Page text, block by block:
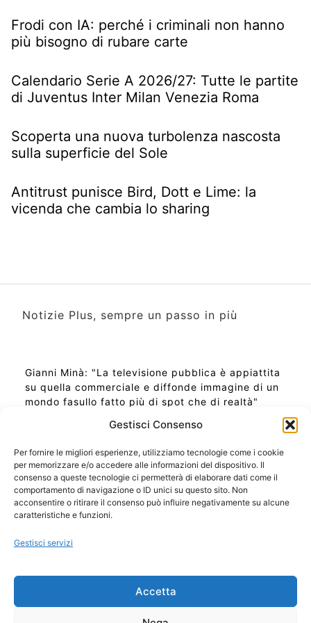
Gestisci Consenso
Per fornire le migliori esperienze, utilizziamo tecnologie come i cookie
per memorizzare e/o accedere alle informazioni del dispositivo. Il
consenso a queste tecnologie ci permetterà di elaborare dati come il
comportamento di navigazione o ID unici su questo sito. Non
acconsentire o ritirare il consenso può influire negativamente su alcune
caratteristiche e funzioni.
Gestisci servizi
Accetta
Frodi con IA: perché i criminali non hanno
più bisogno di rubare carte
Calendario Serie A 2026/27: Tutte le partite
di Juventus Inter Milan Venezia Roma
Scoperta una nuova turbolenza nascosta
sulla superficie del Sole
Antitrust punisce Bird, Dott e Lime: la
vicenda che cambia lo sharing
Notizie Plus, sempre un passo in più
Gianni Minà: "La televisione pubblica è appiattita
su quella commerciale e diffonde immagine di un
mondo fasullo fatto più di spot che di realtà"
Ora Esatta in Italia in questo momento
Ti Senti Strano Ultimamente? Potrebbe Essere per
la Risonanza di Schumann
Come Sapere Se Stai Ascendendo alla Quinta
Copyright 2026 NotiziePlus.com